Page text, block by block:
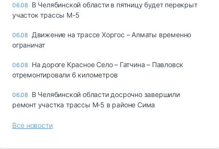
06.08 В Челябинской области в пятницу будет перекрыт
участок трассы М-5
06.08 Движение на трассе Хоргос – Алматы временно
ограничат
06.08 На дороге Красное Село – Гатчина – Павловск
отремонтировали 6 километров
06.08 В Челябинской области досрочно завершили
ремонт участка трассы М‑5 в районе Сима
Все новости